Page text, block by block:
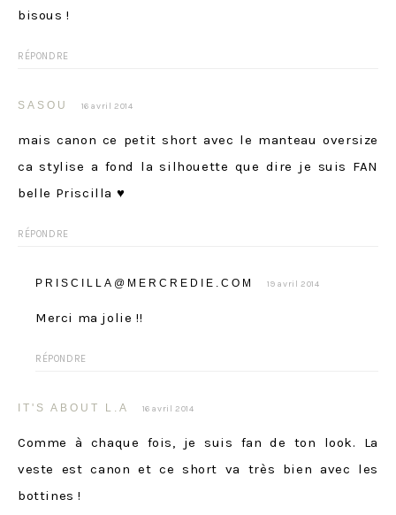
bisous !
RÉPONDRE
SASOU 16 avril 2014
mais canon ce petit short avec le manteau oversize
ca stylise a fond la silhouette que dire je suis FAN
belle Priscilla ♥
RÉPONDRE
PRISCILLA@MERCREDIE.COM 19 avril 2014
Merci ma jolie !!
RÉPONDRE
IT'S ABOUT L.A 16 avril 2014
Comme à chaque fois, je suis fan de ton look. La
veste est canon et ce short va très bien avec les
bottines !